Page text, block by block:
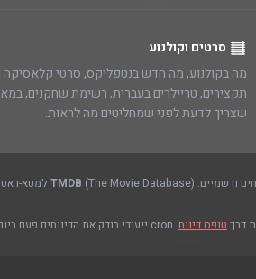
סרטים וקולנוע
מה בקולנוע, מה חדש בנטפליקס, סרטי קלאסיקה
תקצירים, טריילרים בעברית, רשימת שחקנים,
שצריך לדעת לפני שמחליטים מה לראות.
TMDB (The Movie Database) למטא-דאטה,
דרך טופס דיווח. cron ייעודי בודק את הדיווחים פעם ביום ומסיר תוכן מפר אחרי אימות.